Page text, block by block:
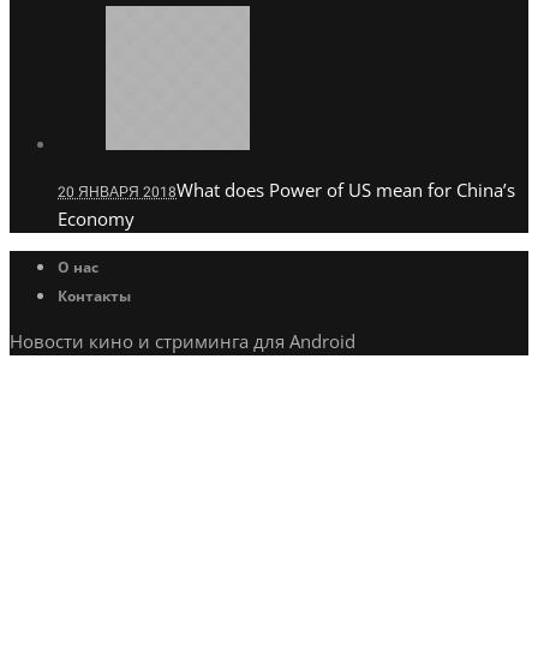
20 ЯНВАРЯ 2018What does Power of US mean for China’s
Economy
О нас
Контакты
Новости кино и стриминга для Android